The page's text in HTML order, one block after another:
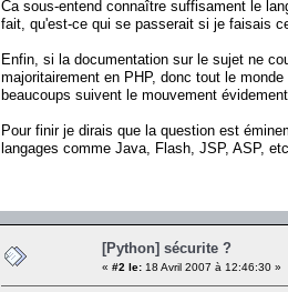
Ca sous-entend connaître suffisament le
fait, qu'est-ce qui se passerait si je faisais
Enfin, si la documentation sur le sujet ne
majoritairement en PHP, donc tout le
beaucoups suivent le mouvement
Pour finir je dirais que la question est
langages comme Java, Flash, JSP, ASP,
[Python] sécurite ?
« #2 le: 18 Avril 2007 à 12:46:30 »